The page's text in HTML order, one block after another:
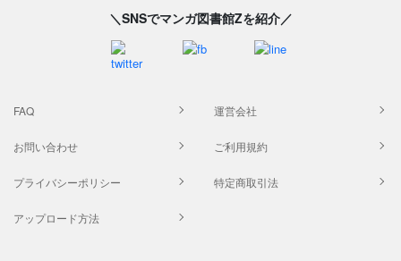
＼SNSでマンガ図書館Zを紹介／
FAQ 運営会社
お問い合わせ ご利用規約
プライバシーポリシー 特定商取引法
アップロード方法